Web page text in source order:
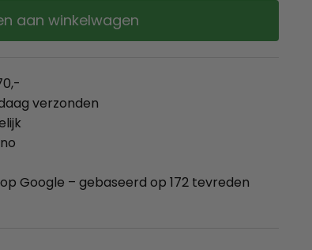
aan winkelwagen
verzonden
Google – gebaseerd op 172 tevreden